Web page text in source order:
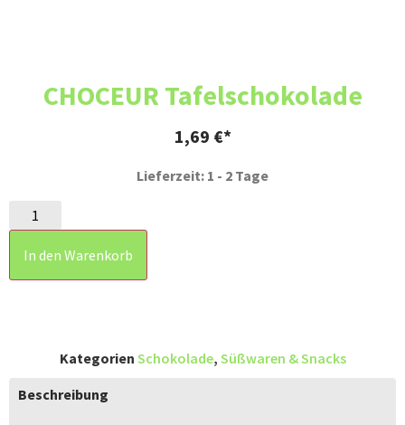
CHOCEUR Tafelschokolade
1,69 €
Lieferzeit: 1 - 2 Tage
In den Warenkorb
Kategorien Schokolade, Süßwaren & Snacks
Beschreibung